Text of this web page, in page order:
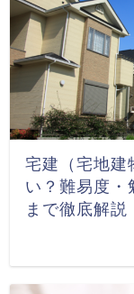
宅建（宅地建
い？難易度・
まで徹底解説